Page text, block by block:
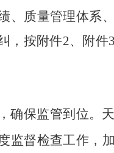
、质量管理体系
，按附件2、附件
确保监管到位。
监督检查工作，